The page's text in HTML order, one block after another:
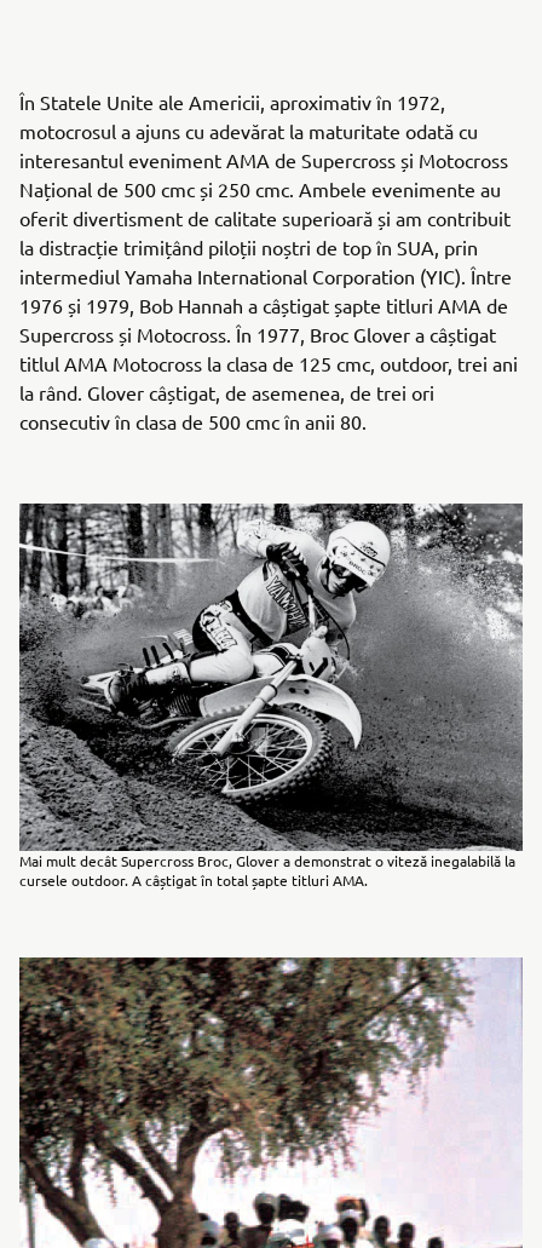
În Statele Unite ale Americii, aproximativ în 1972,
motocrosul a ajuns cu adevărat la maturitate odată cu
interesantul eveniment AMA de Supercross și Motocross
Național de 500 cmc și 250 cmc. Ambele evenimente au
oferit divertisment de calitate superioară și am contribuit
la distracție trimițând piloții noștri de top în SUA, prin
intermediul Yamaha International Corporation (YIC). Între
1976 și 1979, Bob Hannah a câștigat șapte titluri AMA de
Supercross și Motocross. În 1977, Broc Glover a câștigat
titlul AMA Motocross la clasa de 125 cmc, outdoor, trei ani
la rând. Glover câștigat, de asemenea, de trei ori
consecutiv în clasa de 500 cmc în anii 80.
Mai mult decât Supercross Broc, Glover a demonstrat o viteză inegalabilă la
cursele outdoor. A câștigat în total șapte titluri AMA.